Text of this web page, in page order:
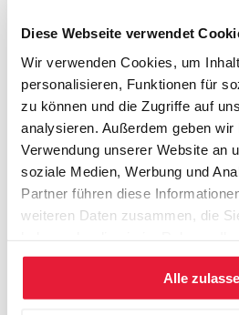
Diese Webseite verwendet
Wir verwenden Cookies, um
personalisieren, Funktionen für
zu können und die Zugriffe auf
analysieren. Außerdem geben
Verwendung unserer Website an
soziale Medien, Werbung und
Partner führen diese
weiteren Daten zusammen, die
gesammelt haben.
Alle
Vorname*
Nachname*
Geburtsdatum